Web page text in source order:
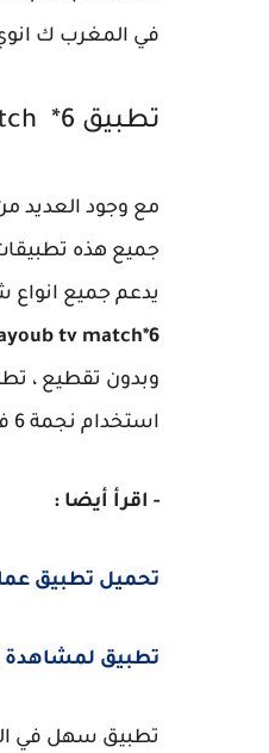
في المغرب ك
تطبيق ayoub tv match *6
مع وجود العديد
يدعم جميع
tv match*6
وبدون تقطيع ،
استخدام نجمة 6 فقط .
- اقرأ أيضا :
تحميل تطبيق عماد تيفي
تطبيق لمشاهدة افلام بنجمة 6
تطبيق سهل في